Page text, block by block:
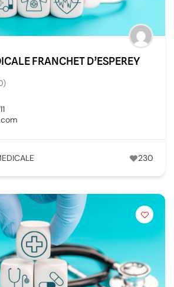
FRANCHET D’ESPEREY
230